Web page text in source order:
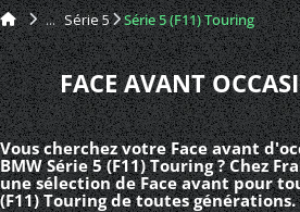
Série 5 Série 5 (F11) Touring
FACE AVANT
Vous cherchez votre Face avant
BMW Série 5 (F11) Touring ? Chez
une sélection de Face avant pour
(F11) Touring de toutes générations.